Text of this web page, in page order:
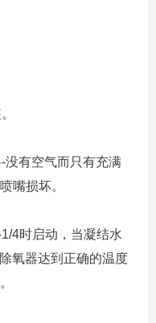
没有空气而只有充满
嘴损坏。
4时启动，当凝结水
氧器达到正确的温度